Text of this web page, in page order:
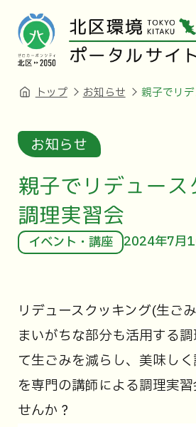
トップ お知らせ 親子でリ
お知らせ
親子でリデュー
調理実習会
イベント・講座 2024年7月
リデュースクッキング(生ご
まいがちな部分も活用する
て生ごみを減らし、美味し
を専門の講師による調理実
せんか？